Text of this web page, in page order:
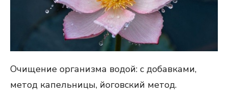
Очищение организма водой: с добавками,
метод капельницы, йоговский метод.